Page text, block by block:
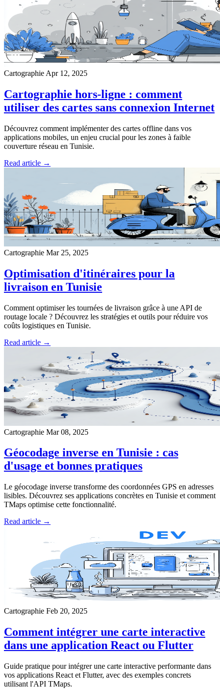
Cartographie Apr 12, 2025
Cartographie hors-ligne : comment
utiliser des cartes sans connexion Internet
Découvrez comment implémenter des cartes offline dans vos
applications mobiles, un enjeu crucial pour les zones à faible
couverture réseau en Tunisie.
Read article →
Cartographie Mar 25, 2025
Optimisation d'itinéraires pour la
livraison en Tunisie
Comment optimiser les tournées de livraison grâce à une API de
routage locale ? Découvrez les stratégies et outils pour réduire vos
coûts logistiques en Tunisie.
Read article →
Cartographie Mar 08, 2025
Géocodage inverse en Tunisie : cas
d'usage et bonnes pratiques
Le géocodage inverse transforme des coordonnées GPS en adresses
lisibles. Découvrez ses applications concrètes en Tunisie et comment
TMaps optimise cette fonctionnalité.
Read article →
Cartographie Feb 20, 2025
Comment intégrer une carte interactive
dans une application React ou Flutter
Guide pratique pour intégrer une carte interactive performante dans
vos applications React et Flutter, avec des exemples concrets
utilisant l'API TMaps.